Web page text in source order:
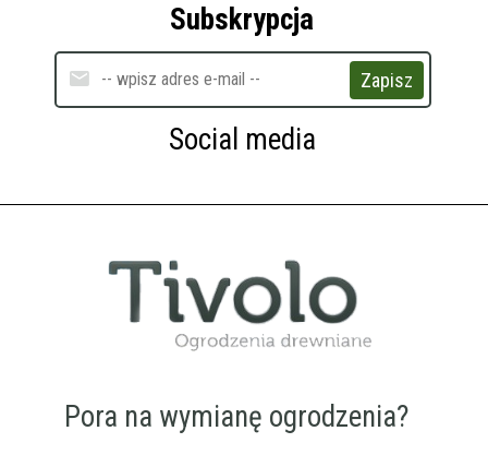
Subskrypcja
Zapisz
Social media
Pora na wymianę ogrodzenia?